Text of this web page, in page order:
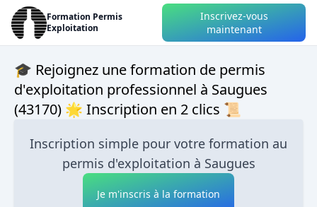
Formation Permis
Exploitation
Inscrivez-vous
maintenant
🎓 Rejoignez une formation de permis
d'exploitation professionnel à Saugues
(43170) 🌟 Inscription en 2 clics 📜
Inscription simple pour votre formation au
permis d'exploitation à Saugues
Je m'inscris à la formation